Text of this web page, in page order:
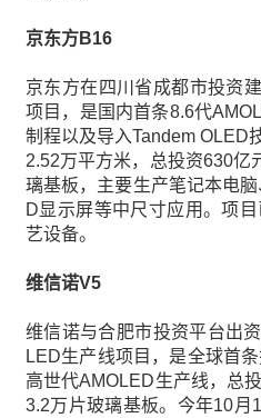
京东方B16
京东方在四川省成都市投资
项目，是国内首条8.6代
制程以及导入Tandem OLED
2.52万平方米，总投资630亿
璃基板，主要生产笔记本电
D显示屏等中尺寸应用。项
艺设备。
维信诺V5
维信诺与合肥市投资平台出
LED生产线项目，是全球首
高世代AMOLED生产线，总
3.2万片玻璃基板。今年10月